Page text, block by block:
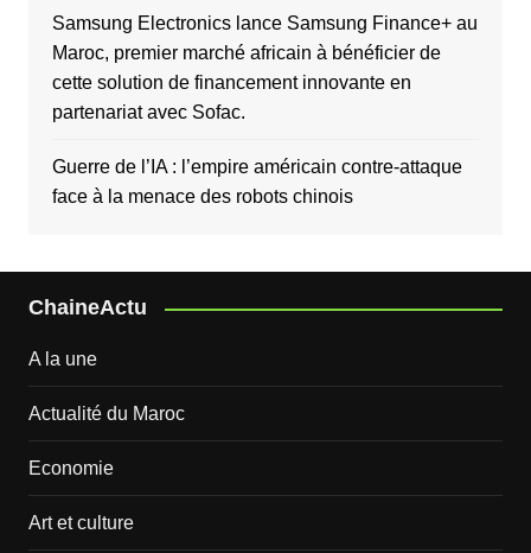
Samsung Electronics lance Samsung Finance+ au
Maroc, premier marché africain à bénéficier de
cette solution de financement innovante en
partenariat avec Sofac.
Guerre de l’IA : l’empire américain contre-attaque
face à la menace des robots chinois
ChaineActu
A la une
Actualité du Maroc
Economie
Art et culture